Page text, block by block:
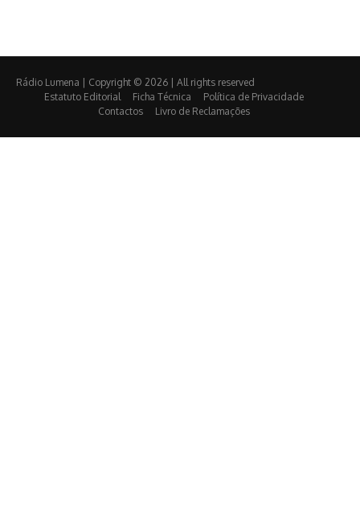
Rádio Lumena | Copyright © 2026 | All rights reserved
Estatuto Editorial
Ficha Técnica
Política de Privacidade
Contactos
Livro de Reclamações